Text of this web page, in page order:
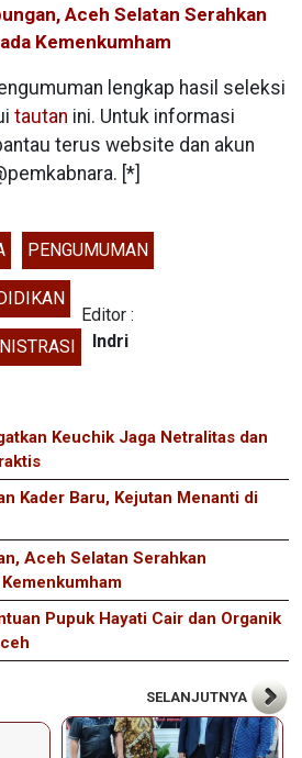
Aceh Selatan Serahkan
Kemenkumham
lengkap hasil seleksi
tautan ini. Untuk informasi
terus website dan akun
[*]
PENGUMUMAN
Editor :
Indri
Keuchik Jaga Netralitas dan
Kader Baru, Kejutan Menanti di
Aceh Selatan Serahkan
Pupuk Hayati Cair dan Organik
SELANJUTNYA